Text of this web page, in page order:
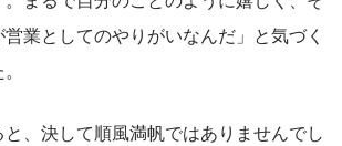
業としてのやりがいなんだ」と気づく
、決して順風満帆ではありませんでし